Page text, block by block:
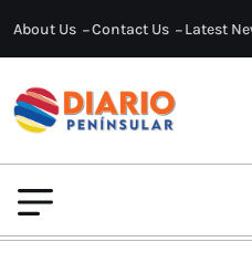
About Us Contact Us Latest